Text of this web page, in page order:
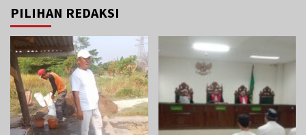
PILIHAN REDAKSI